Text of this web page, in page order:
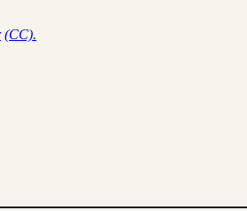
(CC).